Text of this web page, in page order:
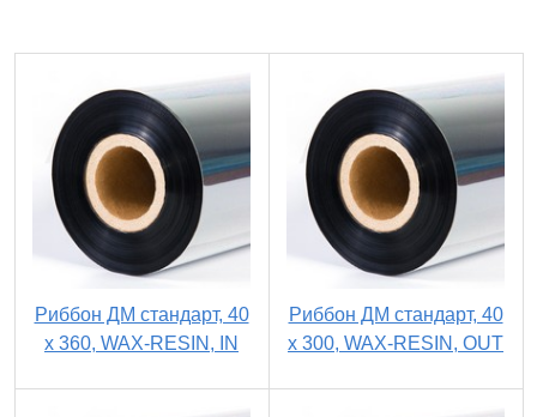
Риббон ДМ стандарт, 40
х 360, WAX-RESIN, IN
Риббон ДМ стандарт, 40
х 300, WAX-RESIN, OUT